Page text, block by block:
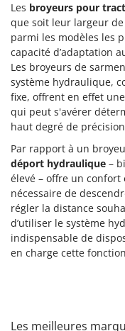
Oriental Koshin
Outdoorchef
P
Palazzetti
Palumbo Pavi
Partisani
Paterlini
Philips
Pramac
Prismafood
R
R.G.V.
Les broyeurs pour
que soit leur largeur
parmi les modèles les
capacité d’adaptation
Les broyeurs de
système hydraulique,
fixe, offrent en effet
qui peut s'avérer
haut degré de
Par rapport à un
déport hydraulique –
élevé – offre un
nécessaire de
régler la distance
d’utiliser le système
indispensable de
en charge cette
Les meilleures